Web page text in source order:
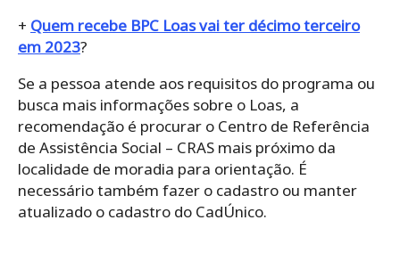
+ Quem recebe BPC Loas vai ter décimo terceiro
em 2023?
Se a pessoa atende aos requisitos do programa ou
busca mais informações sobre o Loas, a
recomendação é procurar o Centro de Referência
de Assistência Social – CRAS mais próximo da
localidade de moradia para orientação. É
necessário também fazer o cadastro ou manter
atualizado o cadastro do CadÚnico.